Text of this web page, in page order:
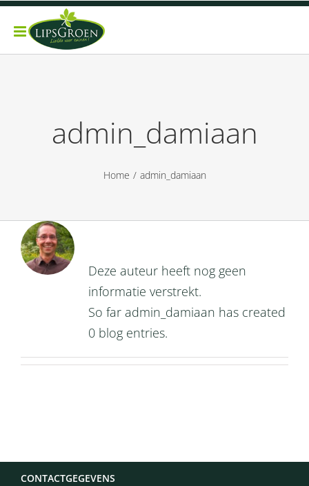
Ga
naar
inhoud
admin_damiaan
Home admin_damiaan
Deze auteur heeft nog geen
informatie verstrekt.
So far admin_damiaan has created
0 blog entries.
CONTACTGEGEVENS